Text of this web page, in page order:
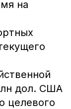
на
дол. США
целевого